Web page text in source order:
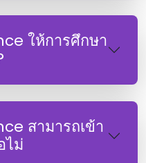
ให้การศึกษา
สามารถเข้า
ไม่